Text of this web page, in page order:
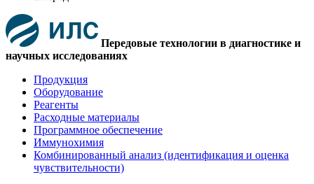
Передовые технологии в диагностике и
научных исследованиях
Продукция
Оборудование
Реагенты
Расходные материалы
Программное обеспечение
Иммунохимия
Комбинированный анализ (идентификация и оценка
чувствительности)